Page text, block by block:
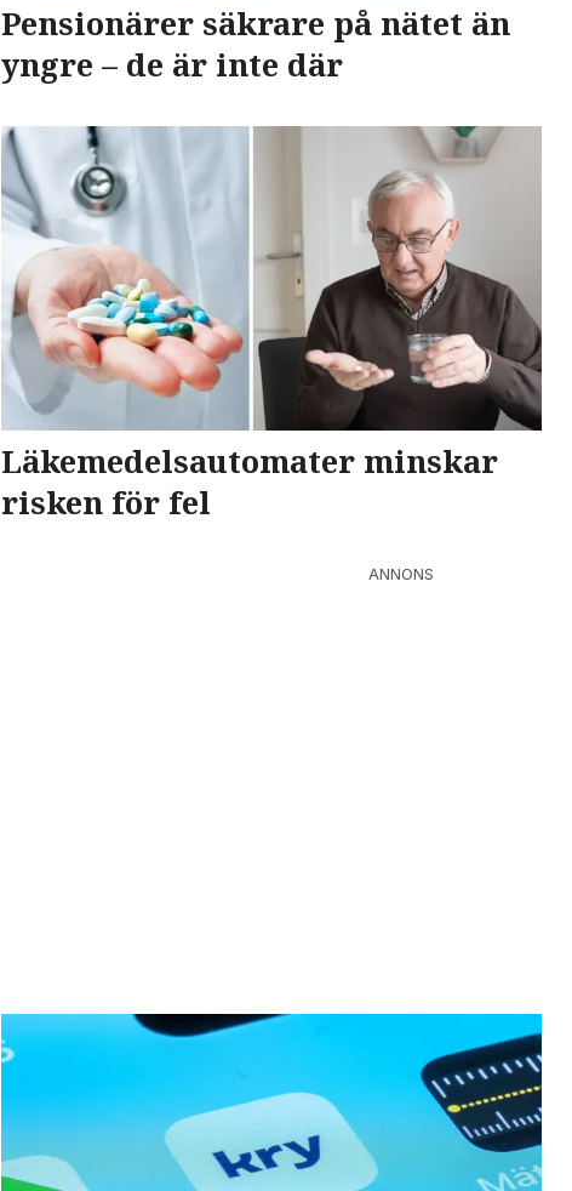
Pensionärer säkrare på nätet än
yngre – de är inte där
Läkemedelsautomater minskar
risken för fel
ANNONS